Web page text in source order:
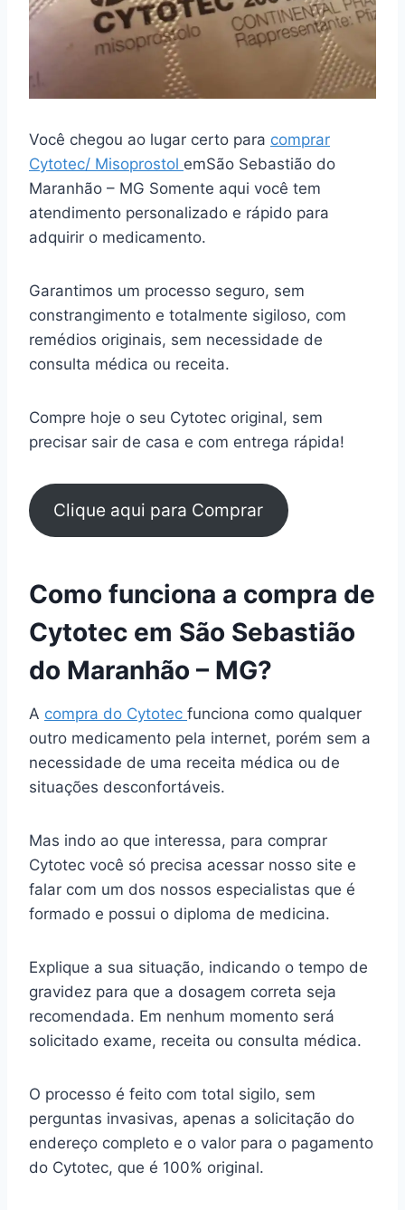
Você chegou ao lugar certo para comprar
Cytotec/ Misoprostol emSão Sebastião do
Maranhão – MG Somente aqui você tem
atendimento personalizado e rápido para
adquirir o medicamento.
Garantimos um processo seguro, sem
constrangimento e totalmente sigiloso, com
remédios originais, sem necessidade de
consulta médica ou receita.
Compre hoje o seu Cytotec original, sem
precisar sair de casa e com entrega rápida!
Clique aqui para Comprar
Como funciona a compra de
Cytotec em São Sebastião
do Maranhão – MG?
A compra do Cytotec funciona como qualquer
outro medicamento pela internet, porém sem a
necessidade de uma receita médica ou de
situações desconfortáveis.
Mas indo ao que interessa, para comprar
Cytotec você só precisa acessar nosso site e
falar com um dos nossos especialistas que é
formado e possui o diploma de medicina.
Explique a sua situação, indicando o tempo de
gravidez para que a dosagem correta seja
recomendada. Em nenhum momento será
solicitado exame, receita ou consulta médica.
O processo é feito com total sigilo, sem
perguntas invasivas, apenas a solicitação do
endereço completo e o valor para o pagamento
do Cytotec, que é 100% original.